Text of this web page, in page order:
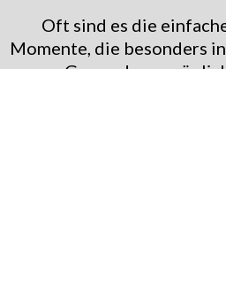
Oft sind es die
Momente, die besonders
Genau das